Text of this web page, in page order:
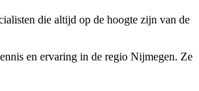
die altijd op de hoogte zijn van de
en ervaring in de regio Nijmegen. Ze